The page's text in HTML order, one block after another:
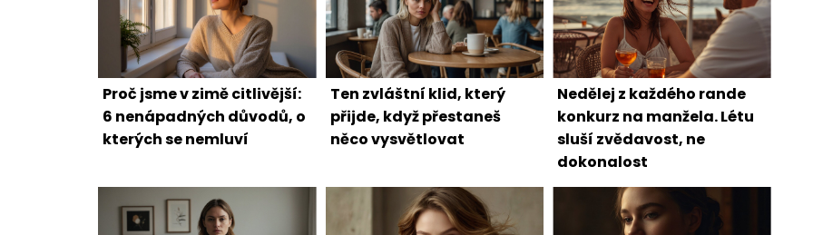
Proč jsme v zimě citlivější:
6 nenápadných důvodů, o
kterých se nemluví
Ten zvláštní klid, který
přijde, když přestaneš
něco vysvětlovat
Nedělej z každého rande
konkurz na manžela. Létu
sluší zvědavost, ne
dokonalost